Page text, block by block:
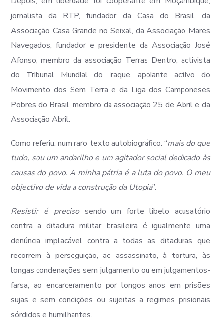
jornalista da RTP, fundador da Casa do Brasil, da
Associação Casa Grande no Seixal, da Associação Mares
Navegados, fundador e presidente da Associação José
Afonso, membro da associação Terras Dentro, activista
do Tribunal Mundial do Iraque, apoiante activo do
Movimento dos Sem Terra e da Liga dos Camponeses
Pobres do Brasil, membro da associação 25 de Abril e da
Associação Abril.
Como referiu, num raro texto autobiográfico, “mais do que
tudo, sou um andarilho e um agitador social dedicado às
causas do povo. A minha pátria é a luta do povo. O meu
objectivo de vida a construção da Utopia”.
Resistir é precisosendo um forte libelo acusatório
contra a ditadura militar brasileira é igualmente uma
denúncia implacável contra a todas as ditaduras que
recorrem à perseguição, ao assassinato, à tortura, às
longas condenações sem julgamento ou em julgamentos-
farsa, ao encarceramento por longos anos em prisões
sujas e sem condições ou sujeitas a regimes prisionais
sórdidos e humilhantes.